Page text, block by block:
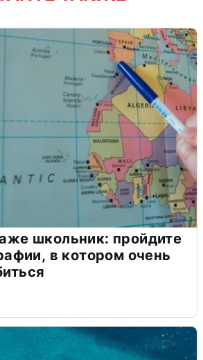
школьник: пройдите
в котором очень